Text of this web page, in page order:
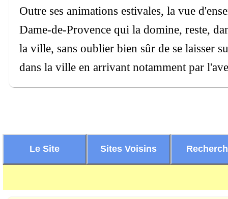
Outre ses animations estivales, la vue
Dame-de-Provence qui la domine, reste,
la ville, sans oublier bien sûr de se laisser
dans la ville en arrivant notamment par
Le Site Sites Voisins